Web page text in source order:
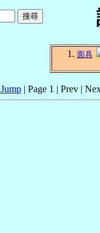
面具
| Page 1 | Prev |